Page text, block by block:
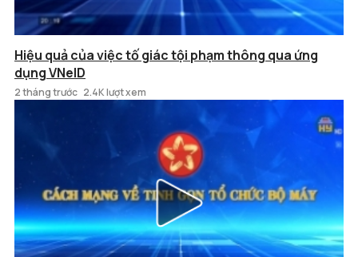
Hiệu quả của việc tố giác tội phạm thông qua ứng
dụng VNeID
2 tháng trước 2.4K lượt xem